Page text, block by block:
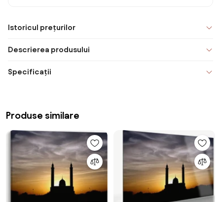
Istoricul prețurilor
Descrierea produsului
Specificații
Produse similare